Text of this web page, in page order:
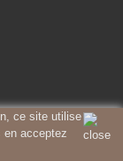
ce site utilise
acceptez